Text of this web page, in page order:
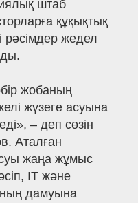
штаб
құқықтық
рәсімдер жедел
жобаның
жүзеге асуына
– деп сөзін
Аталған
жаңа жұмыс
IT және
дамуына